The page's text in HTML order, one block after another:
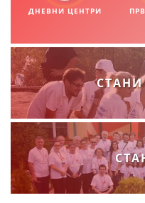
ДНЕВНИ ЦЕНТРИ